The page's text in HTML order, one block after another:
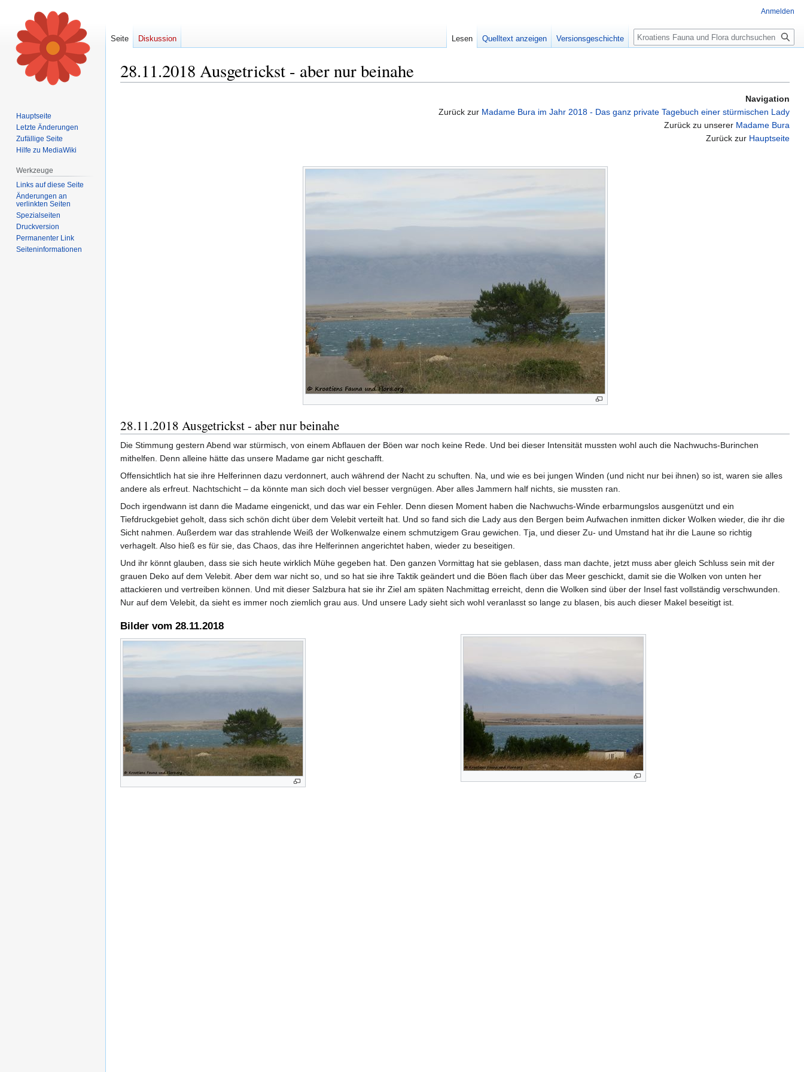
28.11.2018 Ausgetrickst - aber nur beinahe
Navigation
Zurück zur Madame Bura im Jahr 2018 - Das ganz private Tagebuch einer stürmischen Lady
Zurück zu unserer Madame Bura
Zurück zur Hauptseite
28.11.2018 Ausgetrickst - aber nur beinahe
Die Stimmung gestern Abend war stürmisch, von einem Abflauen der Böen war noch keine Rede. Und bei dieser Intensität mussten wohl auch die Nachwuchs-Burinchen
mithelfen. Denn alleine hätte das unsere Madame gar nicht geschafft.
Offensichtlich hat sie ihre Helferinnen dazu verdonnert, auch während der Nacht zu schuften. Na, und wie es bei jungen Winden (und nicht nur bei ihnen) so ist, waren sie alles
andere als erfreut. Nachtschicht – da könnte man sich doch viel besser vergnügen. Aber alles Jammern half nichts, sie mussten ran.
Doch irgendwann ist dann die Madame eingenickt, und das war ein Fehler. Denn diesen Moment haben die Nachwuchs-Winde erbarmungslos ausgenützt und ein
Tiefdruckgebiet geholt, dass sich schön dicht über dem Velebit verteilt hat. Und so fand sich die Lady aus den Bergen beim Aufwachen inmitten dicker Wolken wieder, die ihr die
Sicht nahmen. Außerdem war das strahlende Weiß der Wolkenwalze einem schmutzigem Grau gewichen. Tja, und dieser Zu- und Umstand hat ihr die Laune so richtig
verhagelt. Also hieß es für sie, das Chaos, das ihre Helferinnen angerichtet haben, wieder zu beseitigen.
Und ihr könnt glauben, dass sie sich heute wirklich Mühe gegeben hat. Den ganzen Vormittag hat sie geblasen, dass man dachte, jetzt muss aber gleich Schluss sein mit der
grauen Deko auf dem Velebit. Aber dem war nicht so, und so hat sie ihre Taktik geändert und die Böen flach über das Meer geschickt, damit sie die Wolken von unten her
attackieren und vertreiben können. Und mit dieser Salzbura hat sie ihr Ziel am späten Nachmittag erreicht, denn die Wolken sind über der Insel fast vollständig verschwunden.
Nur auf dem Velebit, da sieht es immer noch ziemlich grau aus. Und unsere Lady sieht sich wohl veranlasst so lange zu blasen, bis auch dieser Makel beseitigt ist.
Bilder vom 28.11.2018
Anmelden
Seite Diskussion Lesen Quelltext anzeigen Versionsgeschichte Suche
Hauptseite
Letzte Änderungen
Zufällige Seite
Hilfe zu MediaWiki
Werkzeuge
Links auf diese Seite
Änderungen an
verlinkten Seiten
Spezialseiten
Druckversion
Permanenter Link
Seiten­informationen